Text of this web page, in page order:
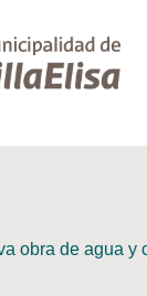
obra de agua y